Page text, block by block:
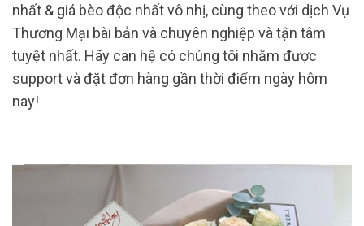
nhất & giá bèo độc nhất vô nhị, cùng theo với dịch Vụ
Thương Mại bài bản và chuyên nghiệp và tận tâm
tuyệt nhất. Hãy can hệ có chúng tôi nhằm được
support và đặt đơn hàng gần thời điểm ngày hôm
nay!